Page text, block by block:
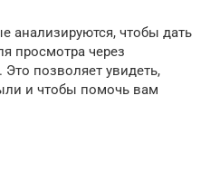
анализируются, чтобы дать
просмотра через
позволяет увидеть,
и чтобы помочь вам